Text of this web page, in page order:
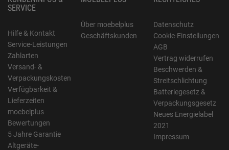
SERVICE
Hilfe & Kontakt
Service-Leistungen
Zahlarten
Versand- &
Verpackungskosten
Verfügbarkeit &
Lieferzeiten
moebelplus
Bewertungen
5 Jahre Garantie
Altgeräte-
Über moebelplus
Geschäftskunden
Datenschutz
Cookie-Einstellungen
AGB
Vertrag widerrufen
Beschwerden &
Streitschlichtung
Batteriegesetz &
Verpackungsgesetz
Neues Energielabel
2021
Impressum